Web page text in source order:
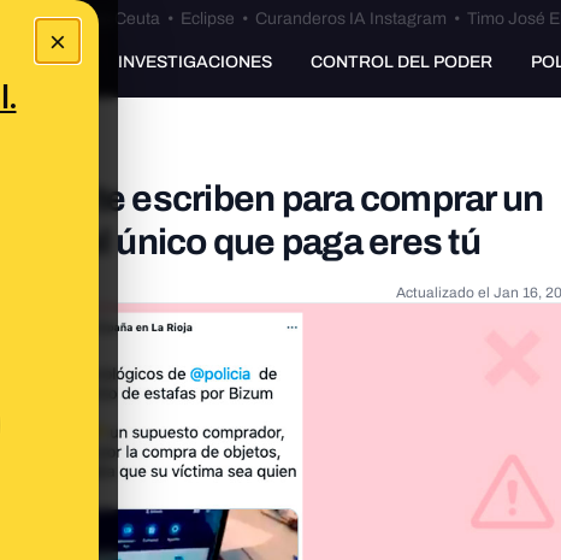
×
Ceuta•Bulos Ceuta • Eclipse • Curanderos IA Instagram • Timo José
INVESTIGACIONES CONTROL DEL PODER
te escriben para comprar un
el único que paga eres tú
Actualizado el Jan 16,